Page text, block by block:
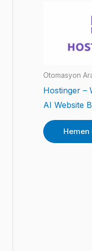
Otomasyon
Hostinger –
AI Website
Hemen